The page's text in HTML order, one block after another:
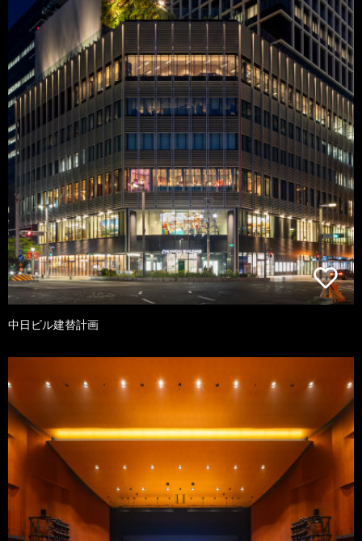
中日ビル建替計画